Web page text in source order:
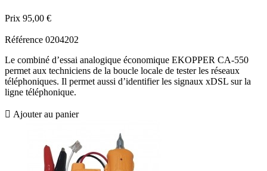
Prix 95,00 €
Référence 0204202
Le combiné d’essai analogique économique EKOPPER CA-550
permet aux techniciens de la boucle locale de tester les réseaux
téléphoniques. Il permet aussi d’identifier les signaux xDSL sur la
ligne téléphonique.
 Ajouter au panier